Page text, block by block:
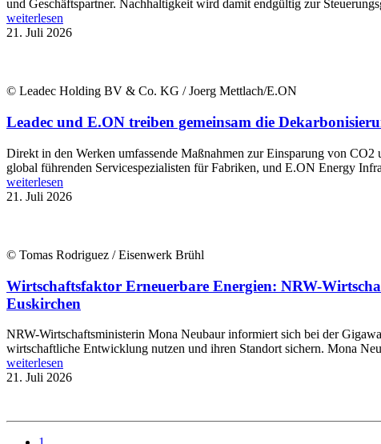
und Geschäftspartner. Nachhaltigkeit wird damit endgültig zur
weiterlesen
21. Juli 2026
© Leadec Holding BV & Co. KG / Joerg Mettlach/E.ON
Leadec und E.ON treiben gemeinsam die
Direkt in den Werken umfassende Maßnahmen zur Einsparung von
global führenden Servicespezialisten für Fabriken, und E.ON Energy
weiterlesen
21. Juli 2026
© Tomas Rodriguez / Eisenwerk Brühl
Wirtschaftsfaktor Erneuerbare Energien: NRW-
Euskirchen
NRW-Wirtschaftsministerin Mona Neubaur informiert sich bei der
wirtschaftliche Entwicklung nutzen und ihren Standort sichern. Mona
weiterlesen
21. Juli 2026